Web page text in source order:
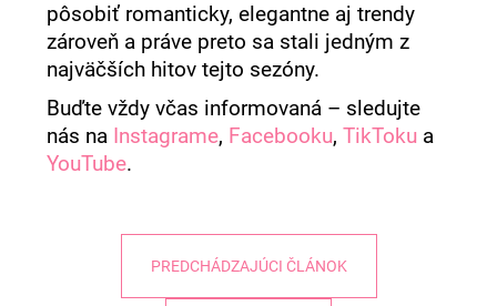
pôsobiť romanticky, elegantne aj trendy
zároveň a práve preto sa stali jedným z
najväčších hitov tejto sezóny.
Buďte vždy včas informovaná – sledujte
nás na Instagrame, Facebooku,TikToku a
YouTube.
PREDCHÁDZAJÚCI ČLÁNOK